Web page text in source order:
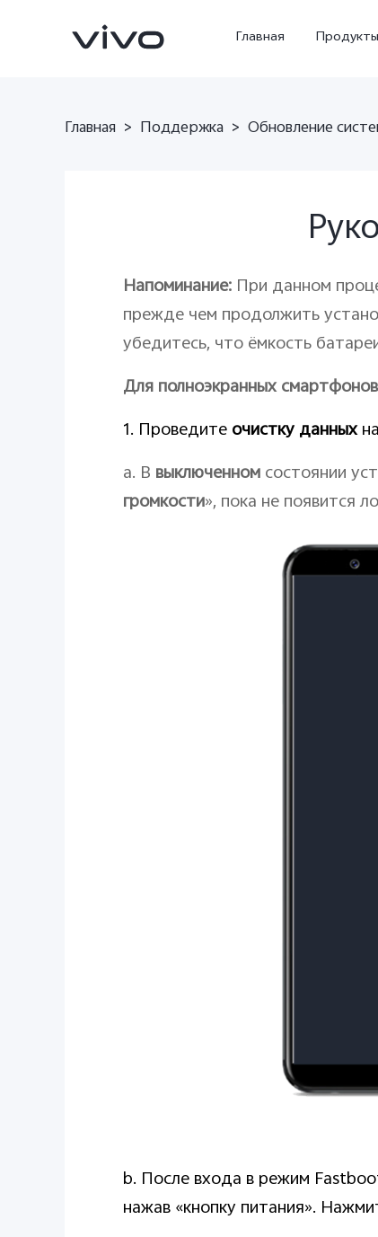
Главная Продукты
X300 Pro
Главная > Поддержка > Обновление
Напоминание: При данном
прежде чем продолжить
убедитесь, что ёмкость
Для полноэкранных смартфонов
1. Проведитеочистку данных
a. В выключенномсостоянии
громкости», пока не появится
b. После входа в режим
нажав «кнопку питания».